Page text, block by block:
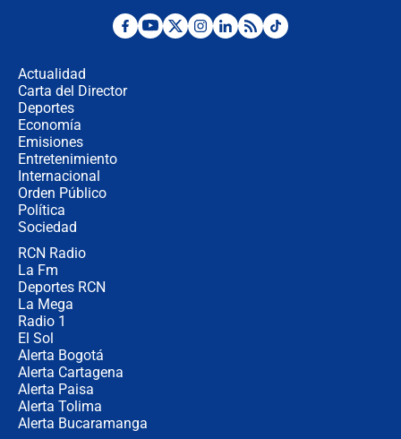
¿Por qué De la Espriella gobernará
Actualidad
Carta del Director
Deportes
Economía
Emisiones
Entretenimiento
Internacional
Orden Público
Política
Sociedad
RCN Radio
La Fm
Deportes RCN
La Mega
Radio 1
El Sol
Alerta Bogotá
Alerta Cartagena
Alerta Paisa
Alerta Tolima
Alerta Bucaramanga